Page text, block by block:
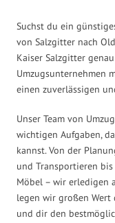
Suchst du ein
von Salzgitter nach
Kaiser Salzgitter
Umzugsunternehmen
einen zuverlässigen
Unser Team von
wichtigen Aufgaben,
kannst. Von der
und Transportieren
Möbel – wir erledigen
legen wir großen Wert
und dir den